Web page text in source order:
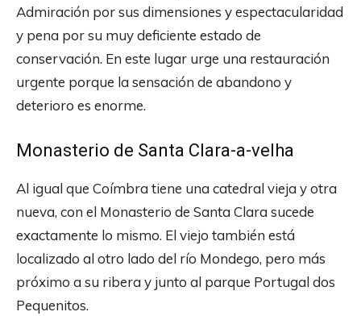
Admiración por sus dimensiones y espectacularidad
y pena por su muy deficiente estado de
conservación. En este lugar urge una restauración
urgente porque la sensación de abandono y
deterioro es enorme.
Monasterio de Santa Clara-a-velha
Al igual que Coímbra tiene una catedral vieja y otra
nueva, con el Monasterio de Santa Clara sucede
exactamente lo mismo. El viejo también está
localizado al otro lado del río Mondego, pero más
próximo a su ribera y junto al parque Portugal dos
Pequenitos.